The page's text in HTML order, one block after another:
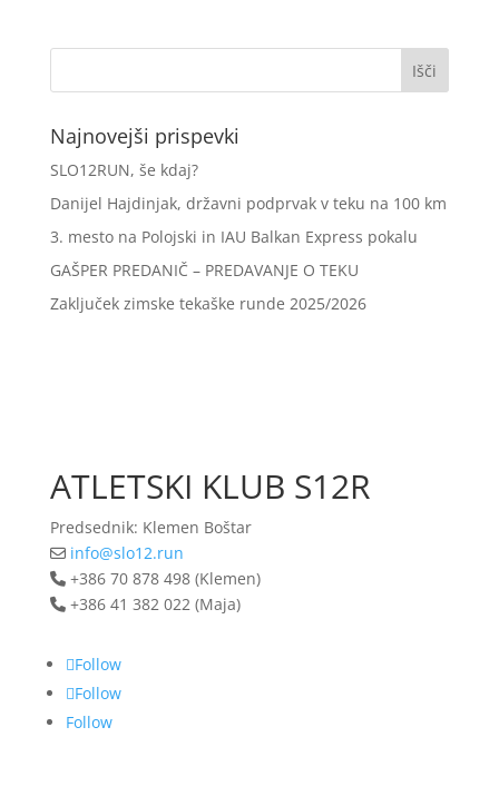
Najnovejši prispevki
SLO12RUN, še kdaj?
Danijel Hajdinjak, državni podprvak v teku na 100 km
3. mesto na Polojski in IAU Balkan Express pokalu
GAŠPER PREDANIČ – PREDAVANJE O TEKU
Zaključek zimske tekaške runde 2025/2026
ATLETSKI KLUB S12R
Predsednik: Klemen Boštar
info@slo12.run
+386 70 878 498 (Klemen)
+386 41 382 022 (Maja)
Follow
Follow
Follow